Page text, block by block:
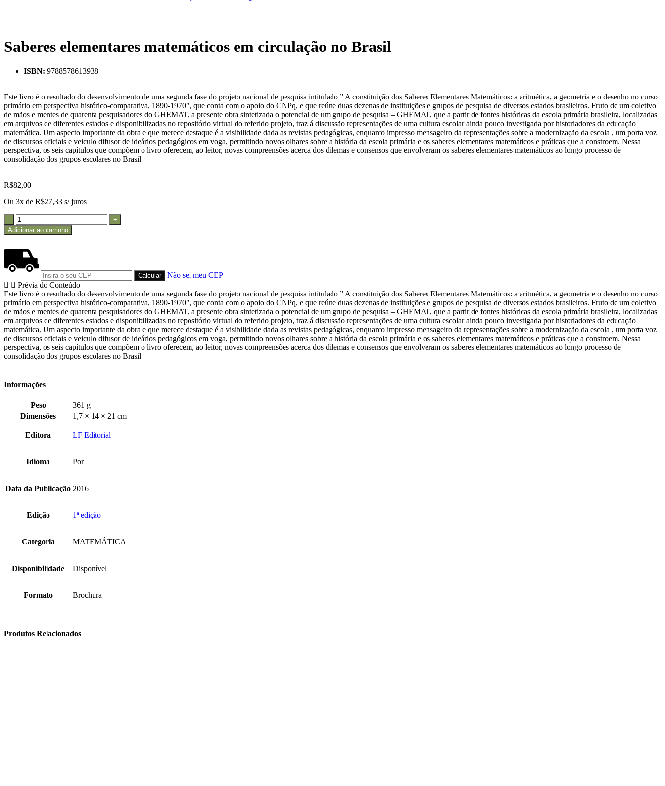
Saberes elementares matemáticos em circulação no Brasil
ISBN: 9788578613938
Este livro é o resultado do desenvolvimento de uma segunda fase do projeto nacional de pesquisa intitulado ” A constituição dos Saberes Elementares Matemáticos: a aritmética, a geometria e o desenho no curso
primário em perspectiva histórico-comparativa, 1890-1970″, que conta com o apoio do CNPq, e que reúne duas dezenas de instituições e grupos de pesquisa de diversos estados brasileiros. Fruto de um coletivo
de mãos e mentes de quarenta pesquisadores do GHEMAT, a presente obra sintetizada o potencial de um grupo de pesquisa – GHEMAT, que a partir de fontes históricas da escola primária brasileira, localizadas
em arquivos de diferentes estados e disponibilizadas no repositório virtual do referido projeto, traz á discussão representações de uma cultura escolar ainda pouco investigada por historiadores da educação
matemática. Um aspecto importante da obra e que merece destaque é a visibilidade dada as revistas pedagógicas, enquanto impresso mensageiro da representações sobre a modernização da escola , um porta voz
de discursos oficiais e veiculo difusor de ideários pedagógicos em voga, permitindo novos olhares sobre a história da escola primária e os saberes elementares matemáticos e práticas que a constroem. Nessa
perspectiva, os seis capítulos que compõem o livro oferecem, ao leitor, novas compreensões acerca dos dilemas e consensos que envolveram os saberes elementares matemáticos ao longo processo de
consolidação dos grupos escolares no Brasil.
R$82,00
Ou 3x de R$27,33 s/ juros
Adicionar ao carrinho
Não sei meu CEP
Prévia do Conteúdo
Este livro é o resultado do desenvolvimento de uma segunda fase do projeto nacional de pesquisa intitulado ” A constituição dos Saberes Elementares Matemáticos: a aritmética, a geometria e o desenho no curso
primário em perspectiva histórico-comparativa, 1890-1970″, que conta com o apoio do CNPq, e que reúne duas dezenas de instituições e grupos de pesquisa de diversos estados brasileiros. Fruto de um coletivo
de mãos e mentes de quarenta pesquisadores do GHEMAT, a presente obra sintetizada o potencial de um grupo de pesquisa – GHEMAT, que a partir de fontes históricas da escola primária brasileira, localizadas
em arquivos de diferentes estados e disponibilizadas no repositório virtual do referido projeto, traz á discussão representações de uma cultura escolar ainda pouco investigada por historiadores da educação
matemática. Um aspecto importante da obra e que merece destaque é a visibilidade dada as revistas pedagógicas, enquanto impresso mensageiro da representações sobre a modernização da escola , um porta voz
de discursos oficiais e veiculo difusor de ideários pedagógicos em voga, permitindo novos olhares sobre a história da escola primária e os saberes elementares matemáticos e práticas que a constroem. Nessa
perspectiva, os seis capítulos que compõem o livro oferecem, ao leitor, novas compreensões acerca dos dilemas e consensos que envolveram os saberes elementares matemáticos ao longo processo de
consolidação dos grupos escolares no Brasil.
Informações
Peso
361 g
Dimensões
1,7 × 14 × 21 cm
Editora LF Editorial
Idioma Por
Data da Publicação 2016
Edição 1ª edição
Categoria MATEMÁTICA
Disponibilidade Disponível
Formato Brochura
Produtos Relacionados